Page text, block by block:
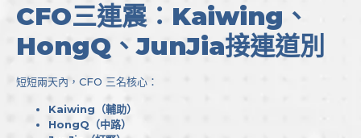
CFO三連震：Kaiwing、
HongQ、JunJia接連道別
短短兩天內，CFO 三名核心：
Kaiwing（輔助）
HongQ（中路）